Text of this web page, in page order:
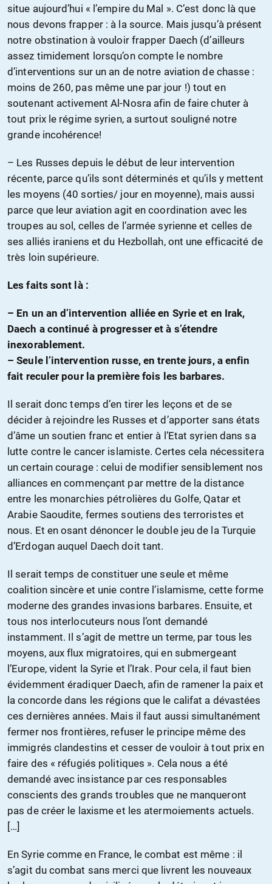
situe aujourd’hui « l’empire du Mal ». C’est donc là que
nous devons frapper : à la source. Mais jusqu’à présent
notre obstination à vouloir frapper Daech (d’ailleurs
assez timidement lorsqu’on compte le nombre
d’interventions sur un an de notre aviation de chasse :
moins de 260, pas même une par jour !) tout en
soutenant activement Al-Nosra afin de faire chuter à
tout prix le régime syrien, a surtout souligné notre
grande incohérence!
– Les Russes depuis le début de leur intervention
récente, parce qu’ils sont déterminés et qu’ils y mettent
les moyens (40 sorties/ jour en moyenne), mais aussi
parce que leur aviation agit en coordination avec les
troupes au sol, celles de l’armée syrienne et celles de
ses alliés iraniens et du Hezbollah, ont une efficacité de
très loin supérieure.
Les faits sont là :
– En un an d’intervention alliée en Syrie et en Irak,
Daech a continué à progresser et à s’étendre
inexorablement.
– Seule l’intervention russe, en trente jours, a enfin
fait reculer pour la première fois les barbares.
Il serait donc temps d’en tirer les leçons et de se
décider à rejoindre les Russes et d’apporter sans états
d’âme un soutien franc et entier à l’Etat syrien dans sa
lutte contre le cancer islamiste. Certes cela nécessitera
un certain courage : celui de modifier sensiblement nos
alliances en commençant par mettre de la distance
entre les monarchies pétrolières du Golfe, Qatar et
Arabie Saoudite, fermes soutiens des terroristes et
nous. Et en osant dénoncer le double jeu de la Turquie
d’Erdogan auquel Daech doit tant.
Il serait temps de constituer une seule et même
coalition sincère et unie contre l’islamisme, cette forme
moderne des grandes invasions barbares. Ensuite, et
tous nos interlocuteurs nous l’ont demandé
instamment. Il s’agit de mettre un terme, par tous les
moyens, aux flux migratoires, qui en submergeant
l’Europe, vident la Syrie et l’Irak. Pour cela, il faut bien
évidemment éradiquer Daech, afin de ramener la paix et
la concorde dans les régions que le califat a dévastées
ces dernières années. Mais il faut aussi simultanément
fermer nos frontières, refuser le principe même des
immigrés clandestins et cesser de vouloir à tout prix en
faire des « réfugiés politiques ». Cela nous a été
demandé avec insistance par ces responsables
conscients des grands troubles que ne manqueront
pas de créer le laxisme et les atermoiements actuels.
[…]
En Syrie comme en France, le combat est même : il
s’agit du combat sans merci que livrent les nouveaux